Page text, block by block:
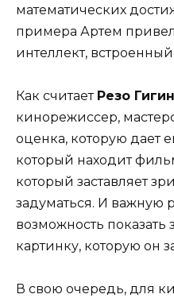
математических
примера Артем
интеллект,
Как считает Резо
кинорежиссер,
оценка, которую дает
который находит
который заставляет
задуматься. И важную
возможность
картинку, которую он
В свою очередь, для